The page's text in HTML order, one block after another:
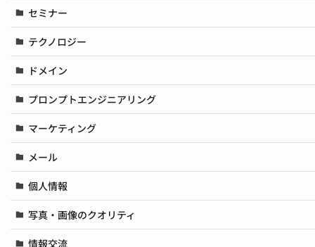
セミナー
テクノロジー
ドメイン
プロンプトエンジニアリング
マーケティング
メール
個人情報
写真・画像のクオリティ
情報交流